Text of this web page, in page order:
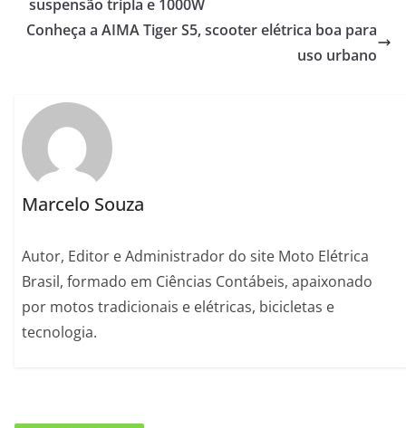
suspensão tripla e 1000W
Conheça a AIMA Tiger S5, scooter elétrica boa para
uso urbano
Marcelo Souza
Autor, Editor e Administrador do site Moto Elétrica
Brasil, formado em Ciências Contábeis, apaixonado
por motos tradicionais e elétricas, bicicletas e
tecnologia.